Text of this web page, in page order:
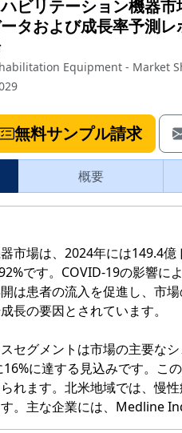
ビリテーション機器
タおよび成長率予測レ
Equipment - Market
無料サンプル請求
概要
市場は、2024年には149.4
です。COVID-19の影響に
は患者の流入を促進し、市
長の要因とされています。
セグメントは市場の主要な
に達する見込みです。こ
れます。北米地域では、慢
。主な企業には、Medline